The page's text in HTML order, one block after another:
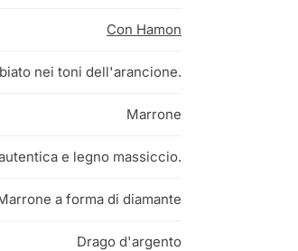
Con Hamon
nei toni dell'arancione.
Marrone
e legno massiccio.
a forma di diamante
Drago d'argento